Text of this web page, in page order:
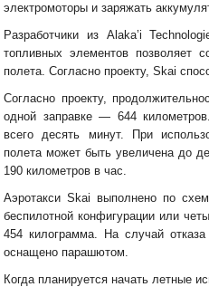
электромоторы и заряжать
Разработчики из Alaka’i
топливных элементов позволяет
полета. Согласно проекту, Skai
Согласно проекту,
одной заправке — 644
всего десять минут. При
полета может быть увеличена до
190 километров в час.
Аэротакси Skai выполнено по
беспилотной конфигурации или
454 килограмма. На случай отказа
оснащено парашютом.
Когда планируется начать летные